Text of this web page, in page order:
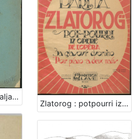
Zmajska družba kralja Sigismunda / napisao i predavao družbi "Braće hrvatskoga zmaja" u Zagrebu, dne 23. siječnja 1907. Emilij Laszowski
Zlatorog : potpourri iz opere : za glasovir dvoručno / Viktor Parma